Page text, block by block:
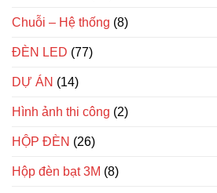
Chuỗi – Hệ thống (8)
ĐÈN LED (77)
DỰ ÁN (14)
Hình ảnh thi công (2)
HỘP ĐÈN (26)
Hộp đèn bạt 3M (8)